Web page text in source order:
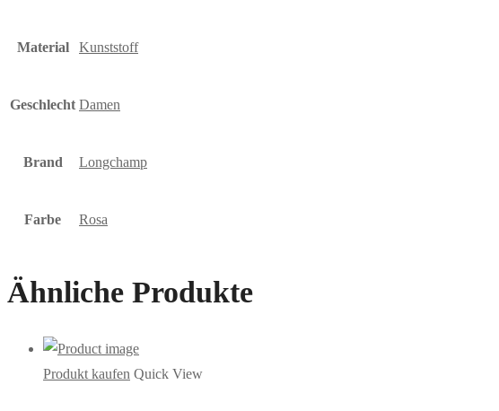
Material Kunststoff
Geschlecht Damen
Brand Longchamp
Farbe Rosa
Ähnliche Produkte
Produkt kaufen Quick View